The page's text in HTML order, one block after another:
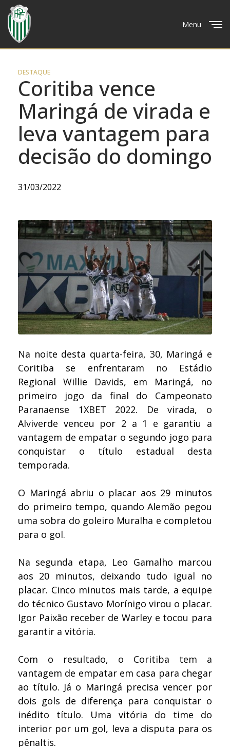
Menu
DESTAQUE
Coritiba vence
Maringá de virada e
leva vantagem para
decisão do domingo
31/03/2022
Na noite desta quarta-feira, 30, Maringá e
Coritiba se enfrentaram no Estádio
Regional Willie Davids, em Maringá, no
primeiro jogo da final do Campeonato
Paranaense 1XBET 2022. De virada, o
Alviverde venceu por 2 a 1 e garantiu a
vantagem de empatar o segundo jogo para
conquistar o título estadual desta
temporada.
O Maringá abriu o placar aos 29 minutos
do primeiro tempo, quando Alemão pegou
uma sobra do goleiro Muralha e completou
para o gol.
Na segunda etapa, Leo Gamalho marcou
aos 20 minutos, deixando tudo igual no
placar. Cinco minutos mais tarde, a equipe
do técnico Gustavo Morínigo virou o placar.
Igor Paixão receber de Warley e tocou para
garantir a vitória.
Com o resultado, o Coritiba tem a
vantagem de empatar em casa para chegar
ao título. Já o Maringá precisa vencer por
dois gols de diferença para conquistar o
inédito título. Uma vitória do time do
interior por um gol, leva a disputa para os
pênaltis.